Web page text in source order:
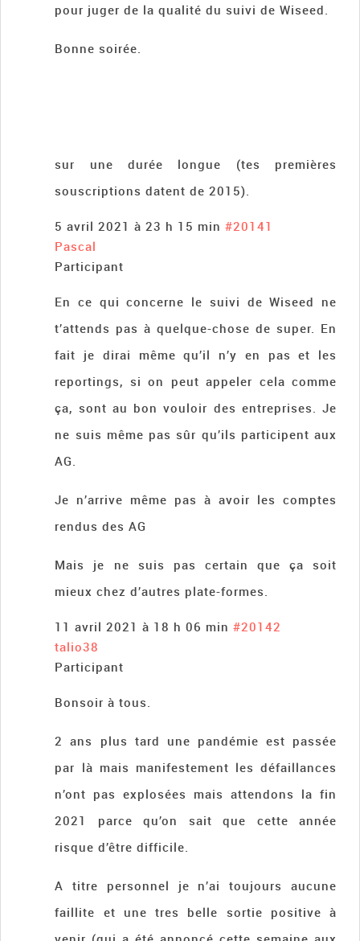
pour juger de la qualité du suivi de Wiseed.
Bonne soirée.
sur une durée longue (tes premières
souscriptions datent de 2015).
5 avril 2021 à 23 h 15 min #20141
Pascal
Participant
En ce qui concerne le suivi de Wiseed ne
t’attends pas à quelque-chose de super. En
fait je dirai même qu’il n’y en pas et les
reportings, si on peut appeler cela comme
ça, sont au bon vouloir des entreprises. Je
ne suis même pas sûr qu’ils participent aux
AG.
Je n’arrive même pas à avoir les comptes
rendus des AG
Mais je ne suis pas certain que ça soit
mieux chez d’autres plate-formes.
11 avril 2021 à 18 h 06 min #20142
talio38
Participant
Bonsoir à tous.
2 ans plus tard une pandémie est passée
par là mais manifestement les défaillances
n’ont pas explosées mais attendons la fin
2021 parce qu’on sait que cette année
risque d’être difficile.
A titre personnel je n’ai toujours aucune
faillite et une tres belle sortie positive à